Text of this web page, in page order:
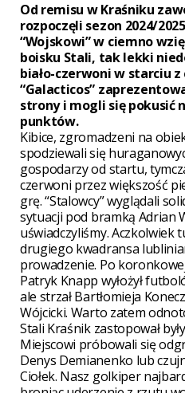
Od remisu w Kraśniku
rozpoczęli sezon 2024/
“Wojskowi” w ciemno
boisku Stali, tak lekki
biało-czerwoni w starciu
“Galacticos”
strony i mogli się pokusić
punktów.
Kibice, zgromadzeni na
spodziewali się
gospodarzy od startu,
czerwoni przez większość
grę. “Stalowcy” wyglądali
sytuacji pod bramką Adrian
uświadczyliśmy. Aczkolwiek
drugiego kwadransa
prowadzenie. Po
Patryk Knapp wyłożył
ale strzał Bartłomieja
Wójcicki. Warto zatem
Stali Kraśnik zastopował
Miejscowi próbowali się
Denys Demianenko lub
Ciołek. Nasz golkiper